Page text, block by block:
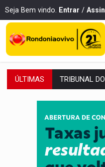
Seja Bem vindo. Entrar /
ÚLTIMAS VÍDEO:
LUDOPATIA:
OVNIS NA
ACABOU